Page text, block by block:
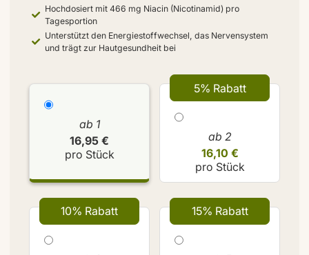
Hochdosiert mit 466 mg Niacin (Nicotinamid) pro
Tagesportion
Unterstützt den Energiestoffwechsel, das Nervensystem
und trägt zur Hautgesundheit bei
ab 1
16,95 €
pro Stück
5% Rabatt
ab 2
16,10 €
pro Stück
10% Rabatt 15% Rabatt